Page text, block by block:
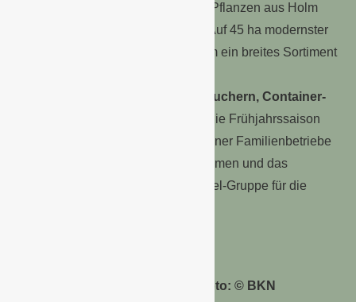
Anfang Februar 2016 hat die BKN Pflanzen aus Holm
GbR ihren Betrieb aufgenommen. Auf 45 ha modernster
Containerbaumschule steht in Holm ein breites Sortiment
Beerenobstbesonderheiten, Sträuchern, Container-
für die Frühjahrssaison
bereit. Zwei traditionsreiche Holsteiner Familienbetriebe
haben den Warenbestand übernommen und das
ehemalige Gelände der BKN Strobel-Gruppe für die
BKN-Obstzwerge im Quartier (Foto: © BKN